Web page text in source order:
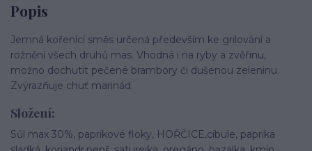
Popis
Jemná kořenící směs určená především ke grilování a
rožnění všech druhů mas. Vhodná i na ryby a zvěřinu,
možno dochutit pečené brambory či dušenou zeleninu.
Zvýrazňuje chuť marinád.
Složení:
Sůl max 30%, paprikové floky, HOŘČICE,cibule, paprika